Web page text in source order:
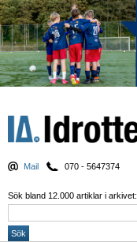
Mail 070 - 5647374
Sök bland 12.000 artiklar i arkivet: